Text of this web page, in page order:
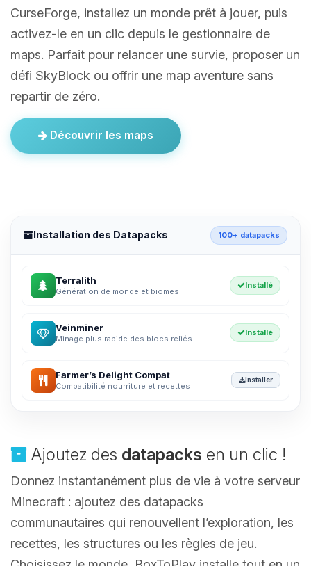
CurseForge, installez un monde prêt à jouer, puis
activez-le en un clic depuis le gestionnaire de
maps. Parfait pour relancer une survie, proposer un
défi SkyBlock ou offrir une map aventure sans
repartir de zéro.
Découvrir les maps
Installation des Datapacks 100+ datapacks
Terralith
Génération de monde et biomes
Installé
Veinminer
Minage plus rapide des blocs reliés
Installé
Farmer’s Delight Compat
Compatibilité nourriture et recettes
Installer
Ajoutez des datapacks en un clic !
Donnez instantanément plus de vie à votre serveur
Minecraft : ajoutez des datapacks
communautaires qui renouvellent l’exploration, les
recettes, les structures ou les règles de jeu.